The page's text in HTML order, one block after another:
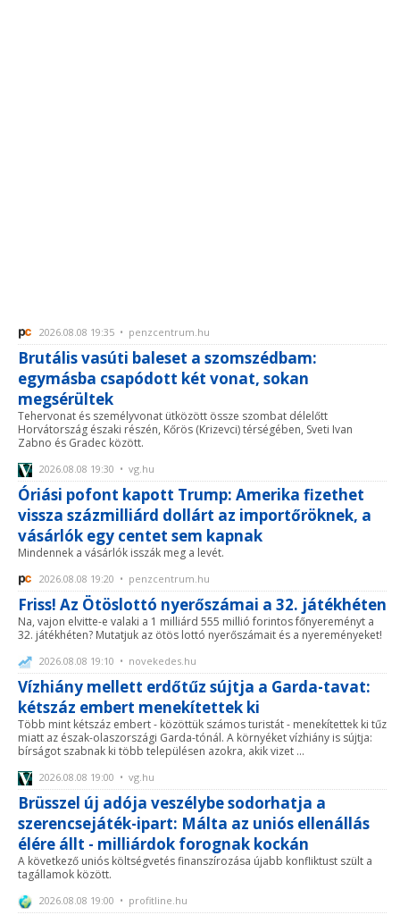
2026.08.08 19:35 • penzcentrum.hu
Brutális vasúti baleset a szomszédbam:
egymásba csapódott két vonat, sokan
megsérültek
Tehervonat és személyvonat ütközött össze szombat délelőtt
Horvátország északi részén, Kőrös (Krizevci) térségében, Sveti Ivan
Zabno és Gradec között.
2026.08.08 19:30 • vg.hu
Óriási pofont kapott Trump: Amerika fizethet
vissza százmilliárd dollárt az importőröknek, a
vásárlók egy centet sem kapnak
Mindennek a vásárlók isszák meg a levét.
2026.08.08 19:20 • penzcentrum.hu
Friss! Az Ötöslottó nyerőszámai a 32. játékhéten
Na, vajon elvitte-e valaki a 1 milliárd 555 millió forintos főnyereményt a
32. játékhéten? Mutatjuk az ötös lottó nyerőszámait és a nyereményeket!
2026.08.08 19:10 • novekedes.hu
Vízhiány mellett erdőtűz sújtja a Garda-tavat:
kétszáz embert menekítettek ki
Több mint kétszáz embert - közöttük számos turistát - menekítettek ki tűz
miatt az észak-olaszországi Garda-tónál. A környéket vízhiány is sújtja:
bírságot szabnak ki több településen azokra, akik vizet ...
2026.08.08 19:00 • vg.hu
Brüsszel új adója veszélybe sodorhatja a
szerencsejáték-ipart: Málta az uniós ellenállás
élére állt - milliárdok forognak kockán
A következő uniós költségvetés finanszírozása újabb konfliktust szült a
tagállamok között.
2026.08.08 19:00 • profitline.hu